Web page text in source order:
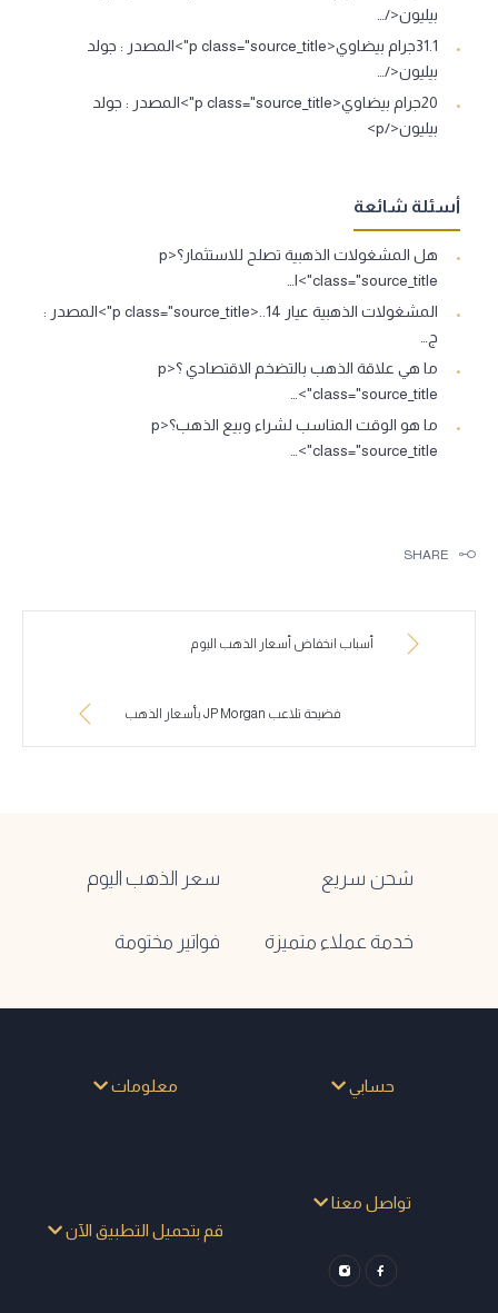
بيليون</…
31.1جرام بيضاوي<p class="source_title">المصدر : جولد
بيليون</…
20جرام بيضاوي<p class="source_title">المصدر : جولد
بيليون</p>
أسئلة شائعة
هل المشغولات الذهبية تصلح للاستثمار؟<p
class="source_title">ا…
المشغولات الذهبية عيار 14..<p class="source_title">المصدر :
ج…
ما هي علاقة الذهب بالتضخم الاقتصادي ؟<p
class="source_title">…
ما هو الوقت المناسب لشراء وبيع الذهب؟<p
class="source_title">…
SHARE
أسباب انخفاض أسعار الذهب اليوم
فضيحة تلاعب JP Morgan بأسعار الذهب
شحن سريع سعر الذهب اليوم
خدمة عملاء متميزة فواتير مختومة
حسابي معلومات
تواصل معنا
قم بتحميل التطبيق الآن